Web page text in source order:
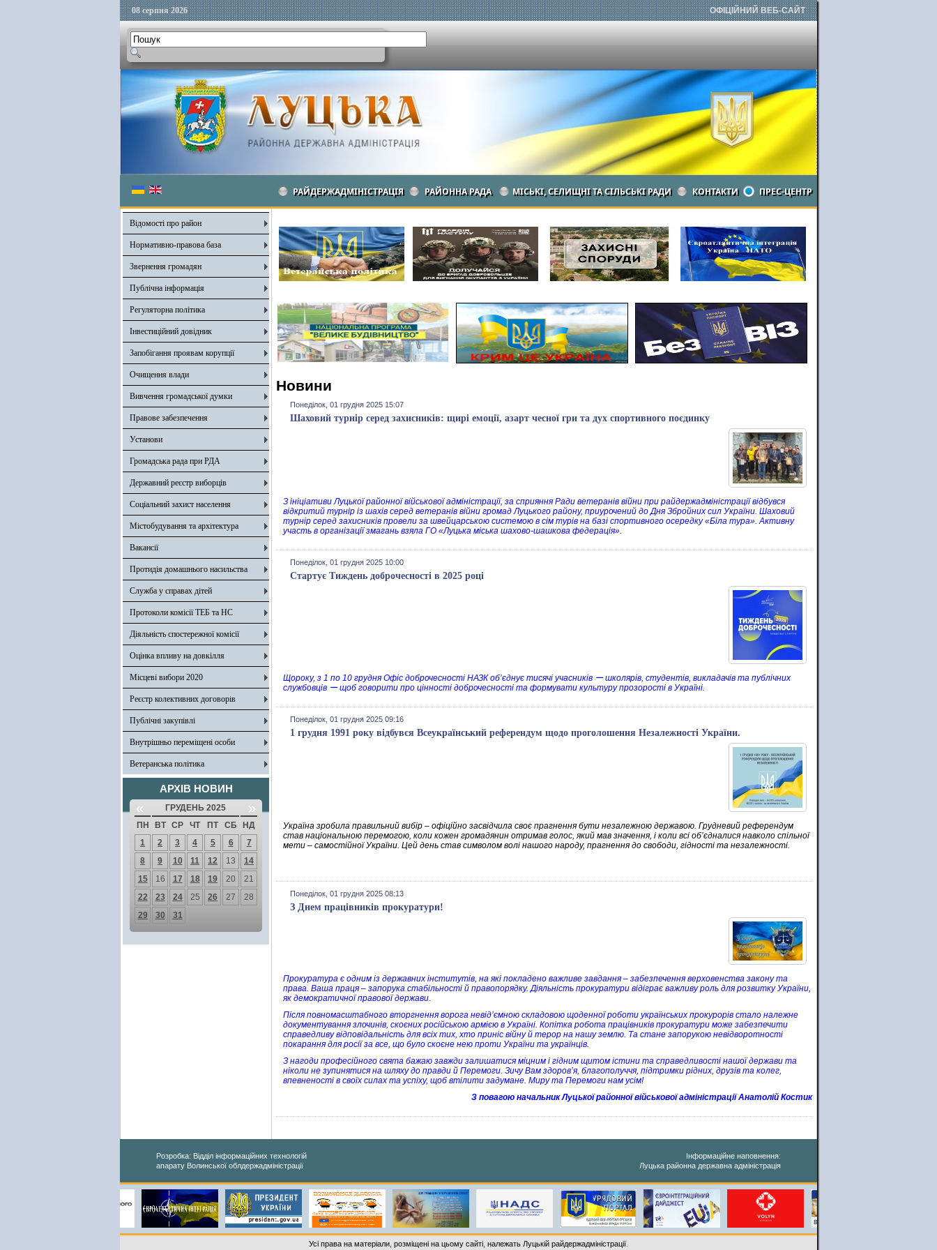
08 серпня 2026 ОФІЦІЙНИЙ ВЕБ-САЙТ
РАЙДЕРЖАДМІНІСТРАЦІЯ РАЙОННА РАДА МІСЬКІ, СЕЛИЩНІ ТА СІЛЬСЬКІ РАДИ КОНТАКТИ ПРЕС-ЦЕНТР
Відомості про район
Нормативно-правова база
Звернення громадян
Публічна інформація
Регуляторна політика
Інвестиційний довідник
Запобігання проявам корупції
Очищення влади
Вивчення громадської думки
Правове забезпечення
Установи
Громадська рада при РДА
Державний реєстр виборців
Соціальний захист населення
Містобудування та архітектура
Вакансії
Протидія домашнього насильства
Служба у справах дітей
Протоколи комісії ТЕБ та НС
Діяльність спостережної комісії
Оцінка впливу на довкілля
Місцеві вибори 2020
Реєстр колективних договорів
Публічні закупівлі
Внутрішньо переміщені особи
Ветеранська політика
АРХІВ НОВИН
« ГРУДЕНЬ 2025 »
ПН ВТ СР ЧТ ПТ СБ
НД
1
2 3 4 5 6
7
8
9 10 11 12 13
14
15
16 17 18 19 20
21
22
23 24 25 26 27
28
29
30 31
Новини
Понеділок, 01 грудня 2025 15:07
Шаховий турнір серед захисників: щирі емоції, азарт чесної гри та дух спортивного поєдинку
З ініціативи Луцької районної військової адміністрації, за сприяння Ради ветеранів війни при райдержадміністрації відбувся
відкритий турнір із шахів серед ветеранів війни громад Луцького району, приурочений до Дня Збройних сил України. Шаховий
турнір серед захисників провели за швейцарською системою в сім турів на базі спортивного осередку «Біла тура». Активну
участь в організації змагань взяла ГО «Луцька міська шахово-шашкова федерація».
Понеділок, 01 грудня 2025 10:00
Стартує Тиждень доброчесності в 2025 році
Щороку, з 1 по 10 грудня Офіс доброчесності НАЗК об’єднує тисячі учасників ー школярів, студентів, викладачів та публічних
службовців ー щоб говорити про цінності доброчесності та формувати культуру прозорості в Україні.
Понеділок, 01 грудня 2025 09:16
1 грудня 1991 року відбувся Всеукраїнський референдум щодо проголошення Незалежності України.
Україна зробила правильний вибір – офіційно засвідчила своє прагнення бути незалежною державою. Грудневий референдум
став національною перемогою, коли кожен громадянин отримав голос, який мав значення, і коли всі об’єдналися навколо спільної
мети – самостійної України. Цей день став символом волі нашого народу, прагнення до свободи, гідності та незалежності.
Понеділок, 01 грудня 2025 08:13
З Днем працівників прокуратури!
Прокуратура є одним із державних інститутів, на які покладено важливе завдання – забезпечення верховенства закону та
права. Ваша праця – запорука стабільності й правопорядку. Діяльність прокуратури відіграє важливу роль для розвитку України,
як демократичної правової держави.
Після повномасштабного вторгнення ворога невід’ємною складовою щоденної роботи українських прокурорів стало належне
документування злочинів, скоєних російською армією в Україні. Копітка робота працівників прокуратури може забезпечити
справедливу відповідальність для всіх тих, хто приніс війну й терор на нашу землю. Та стане запорукою невідворотності
покарання для росії за все, що було скоєне нею проти України та українців.
З нагоди професійного свята бажаю завжди залишатися міцним і гідним щитом істини та справедливості нашої держави та
ніколи не зупинятися на шляху до правди й Перемоги. Зичу Вам здоров’я, благополуччя, підтримки рідних, друзів та колег,
впевненості в своїх силах та успіху, щоб втілити задумане. Миру та Перемоги нам усім!
З повагою начальник Луцької районної військової адміністрації Анатолій Костик
Розробка: Відділ інформаційних технологій
апарату Волинської облдержадміністрації
Інформаційне наповнення:
Луцька районна державна адміністрація
Усі права на матеріали, розміщені на цьому сайті, належать Луцькій райдержадміністрації.